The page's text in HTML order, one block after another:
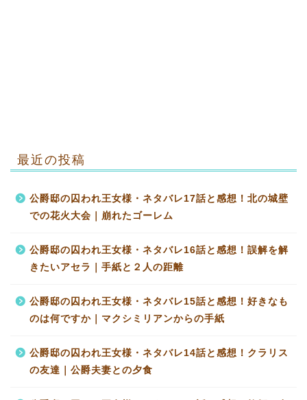
最近の投稿
公爵邸の囚われ王女様・ネタバレ17話と感想！北の城壁
での花火大会｜崩れたゴーレム
公爵邸の囚われ王女様・ネタバレ16話と感想！誤解を解
きたいアセラ｜手紙と２人の距離
公爵邸の囚われ王女様・ネタバレ15話と感想！好きなも
のは何ですか｜マクシミリアンからの手紙
公爵邸の囚われ王女様・ネタバレ14話と感想！クラリス
の友達｜公爵夫妻との夕食